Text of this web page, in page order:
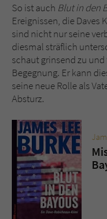
So ist auch Blut in den
Ereignissen, die Daves
sind nicht nur seine
diesmal sträflich
schaut grinsend zu
Begegnung. Er kann
seine neue Rolle als
Absturz.